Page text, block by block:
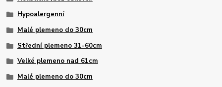
Hypoalergenní
Malé plemeno do 30cm
Střední plemeno 31-60cm
Velké plemeno nad 61cm
Malé plemeno do 30cm